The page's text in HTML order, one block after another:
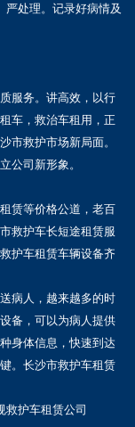
严处理。记录好病情及
服务。讲高效，以行
车，救治车租用，正
市救护市场新局面。
公司新形象。
赁等价格公道，老百
救护车长短途租赁服
护车租赁车辆设备齐
病人，越来越多的时
备，可以为病人提供
身体信息，快速到达
。长沙市救护车租赁
救护车租赁公司